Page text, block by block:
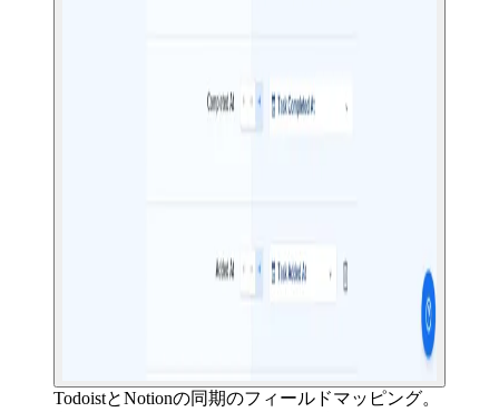
TodoistとNotionの同期のフィールドマッピング。